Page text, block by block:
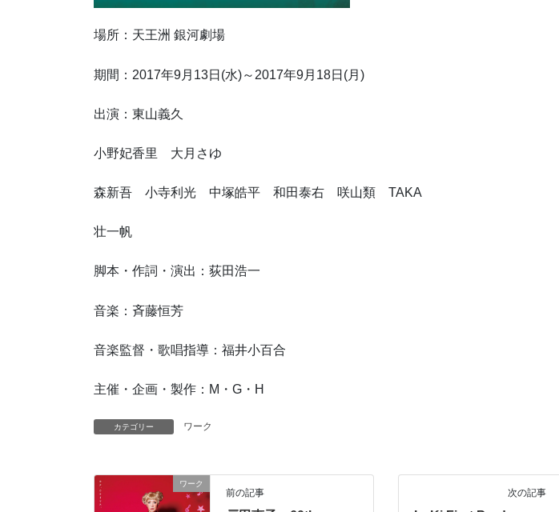
場所：天王洲 銀河劇場
期間：2017年9月13日(水)～2017年9月18日(月)
出演：東山義久
小野妃香里 大月さゆ
森新吾 小寺利光 中塚皓平 和田泰右 咲山類 TAKA
壮一帆
脚本・作詞・演出：荻田浩一
音楽：斉藤恒芳
音楽監督・歌唱指導：福井小百合
主催・企画・製作：M・G・H
カテゴリー ワーク
ワーク
前の記事 次の記事